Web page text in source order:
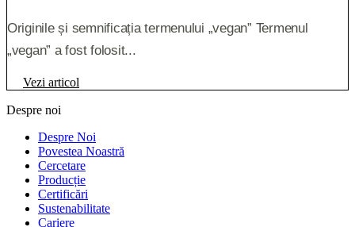
Originile și semnificația termenului „vegan” Termenul
„vegan” a fost folosit...
Vezi articol
Despre noi
Despre Noi
Povestea Noastră
Cercetare
Producție
Certificări
Sustenabilitate
Cariere